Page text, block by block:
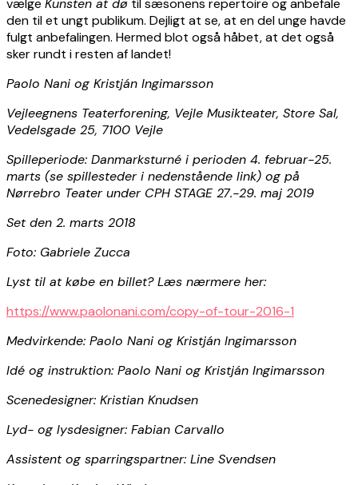
vælge Kunsten at dø til sæsonens repertoire og anbefale
den til et ungt publikum. Dejligt at se, at en del unge havde
fulgt anbefalingen. Hermed blot også håbet, at det også
sker rundt i resten af landet!
Paolo Nani og Kristján Ingimarsson
Vejleegnens Teaterforening, Vejle Musikteater, Store Sal,
Vedelsgade 25, 7100 Vejle
Spilleperiode: Danmarksturné i perioden 4. februar-25.
marts (se spillesteder i nedenstående link) og på
Nørrebro Teater under CPH STAGE 27.-29. maj 2019
Set den 2. marts 2018
Foto: Gabriele Zucca
Lyst til at købe en billet? Læs nærmere her:
https://www.paolonani.com/copy-of-tour-2016-1
Medvirkende: Paolo Nani og Kristján Ingimarsson
Idé og instruktion: Paolo Nani og Kristján Ingimarsson
Scenedesigner: Kristian Knudsen
Lyd- og lysdesigner: Fabian Carvallo
Assistent og sparringspartner: Line Svendsen